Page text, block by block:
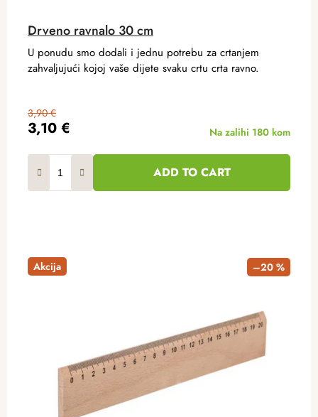
Drveno ravnalo 30 cm
3,10 €
3,90 €
Na zalihi 180 kom
ADD TO CART
U ponudu smo dodali i jednu potrebu za crtanjem
zahvaljujući kojoj vaše dijete svaku crtu crta ravno.
Akcija –20 %